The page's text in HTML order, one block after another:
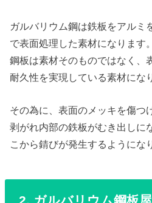
ガルバリウム鋼は鉄板をアルミ
で表面処理した素材になります
鋼板は素材そのものではなく、
耐久性を実現している素材にな
その為に、表面のメッキを傷つ
剥がれ内部の鉄板がむき出しに
こから錆びが発生するようにな
2. ガルバリウム鋼板